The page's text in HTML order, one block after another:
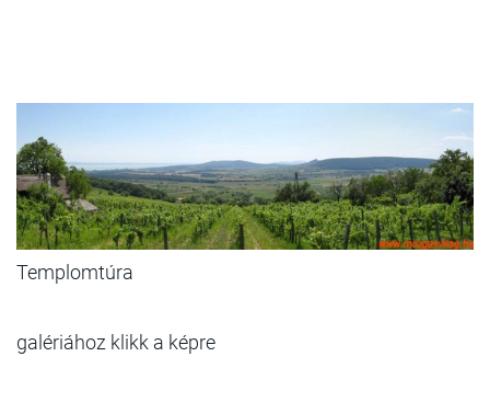
Templomtúra
galériához klikk a képre